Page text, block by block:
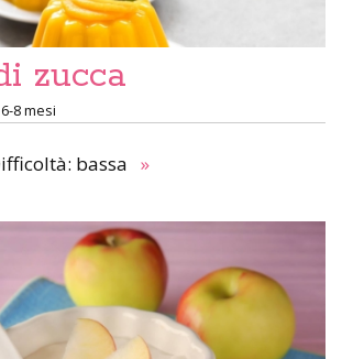
zucca
8 mesi
bassa »